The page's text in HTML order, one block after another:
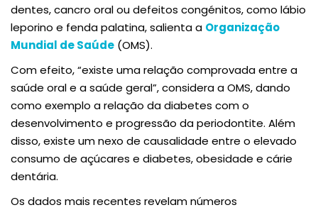
dentes, cancro oral ou defeitos congénitos, como lábio
leporino e fenda palatina, salienta a Organização
Mundial de Saúde (OMS).
Com efeito, “existe uma relação comprovada entre a
saúde oral e a saúde geral”, considera a OMS, dando
como exemplo a relação da diabetes com o
desenvolvimento e progressão da periodontite. Além
disso, existe um nexo de causalidade entre o elevado
consumo de açúcares e diabetes, obesidade e cárie
dentária.
Os dados mais recentes revelam números